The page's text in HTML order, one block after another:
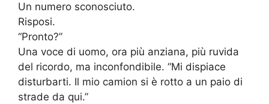
Un numero sconosciuto.
Risposi.
“Pronto?”
Una voce di uomo, ora più anziana, più ruvida
del ricordo, ma inconfondibile. “Mi dispiace
disturbarti. Il mio camion si è rotto a un paio di
strade da qui.”